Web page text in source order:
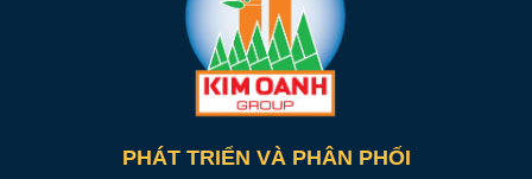
PHÁT TRIỂN VÀ PHÂN PHỐI